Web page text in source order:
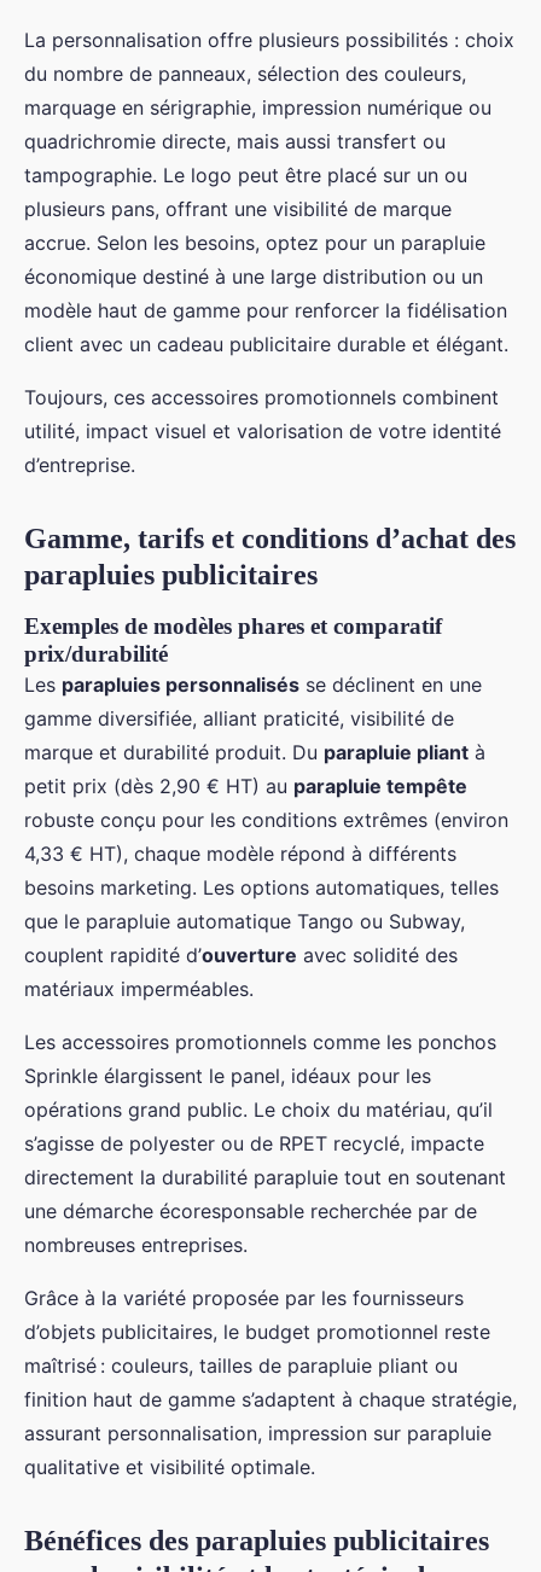
La personnalisation offre plusieurs possibilités : choix
du nombre de panneaux, sélection des couleurs,
marquage en sérigraphie, impression numérique ou
quadrichromie directe, mais aussi transfert ou
tampographie. Le logo peut être placé sur un ou
plusieurs pans, offrant une visibilité de marque
accrue. Selon les besoins, optez pour un parapluie
économique destiné à une large distribution ou un
modèle haut de gamme pour renforcer la fidélisation
client avec un cadeau publicitaire durable et élégant.
Toujours, ces accessoires promotionnels combinent
utilité, impact visuel et valorisation de votre identité
d’entreprise.
Gamme, tarifs et conditions d’achat des
parapluies publicitaires
Exemples de modèles phares et comparatif
prix/durabilité
Les parapluies personnalisés se déclinent en une
gamme diversifiée, alliant praticité, visibilité de
marque et durabilité produit. Du parapluie pliant à
petit prix (dès 2,90 € HT) au parapluie tempête
robuste conçu pour les conditions extrêmes (environ
4,33 € HT), chaque modèle répond à différents
besoins marketing. Les options automatiques, telles
que le parapluie automatique Tango ou Subway,
couplent rapidité d’ouverture avec solidité des
matériaux imperméables.
Les accessoires promotionnels comme les ponchos
Sprinkle élargissent le panel, idéaux pour les
opérations grand public. Le choix du matériau, qu’il
s’agisse de polyester ou de RPET recyclé, impacte
directement la durabilité parapluie tout en soutenant
une démarche écoresponsable recherchée par de
nombreuses entreprises.
Grâce à la variété proposée par les fournisseurs
d’objets publicitaires, le budget promotionnel reste
maîtrisé : couleurs, tailles de parapluie pliant ou
finition haut de gamme s’adaptent à chaque stratégie,
assurant personnalisation, impression sur parapluie
qualitative et visibilité optimale.
Bénéfices des parapluies publicitaires